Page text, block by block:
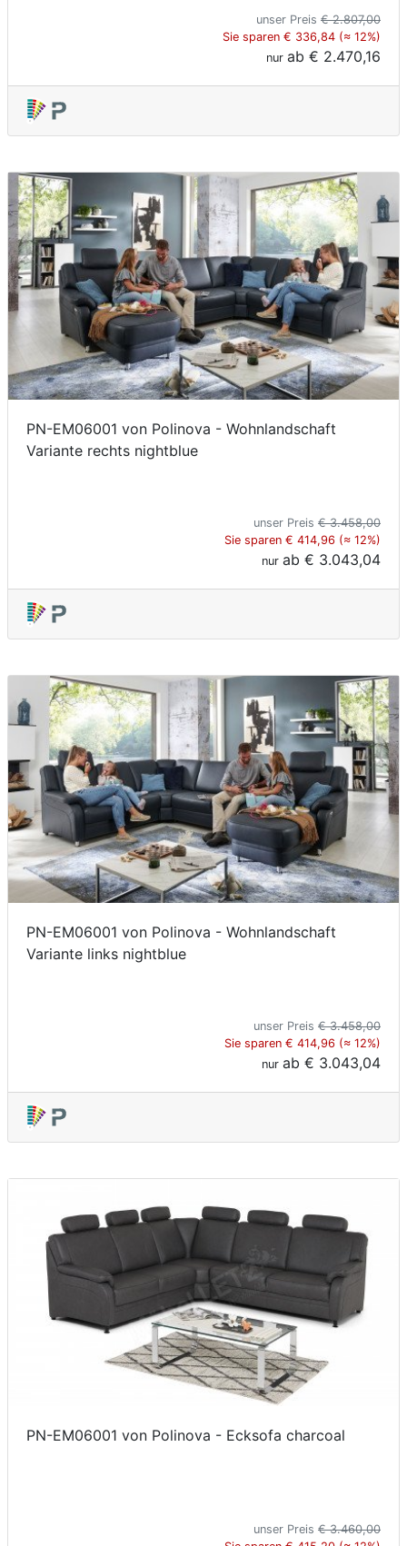
unser Preis € 2.807,00
Sie sparen € 336,84 (≈ 12%)
nur ab € 2.470,16
PN-EM06001 von Polinova - Wohnlandschaft
Variante rechts nightblue
unser Preis € 3.458,00
Sie sparen € 414,96 (≈ 12%)
nur ab € 3.043,04
PN-EM06001 von Polinova - Wohnlandschaft
Variante links nightblue
unser Preis € 3.458,00
Sie sparen € 414,96 (≈ 12%)
nur ab € 3.043,04
PN-EM06001 von Polinova - Ecksofa charcoal
unser Preis € 3.460,00